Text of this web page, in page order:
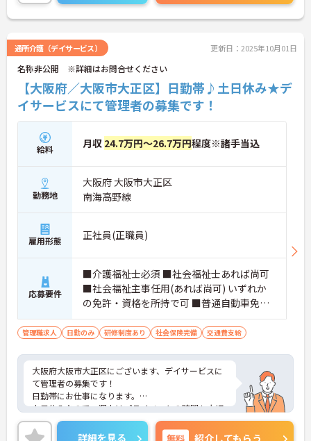
通所介護（デイサービス） 更新日：2025年10月01日
名称非公開 ※詳細はお問合せください
【大阪府／大阪市大正区】日勤帯♪土日休み★デ
イサービスにて管理者の募集です！
給料 月収 24.7万円～26.7万円程度※諸手当込
勤務地
大阪府 大阪市大正区
南海高野線
雇用形態 正社員(正職員)
応募要件
■介護福祉士必須 ■社会福祉士あれば尚可
■社会福祉主事任用(あれば尚可) いずれか
の免許・資格を所持で可 ■普通自動車免許
（AT限定）あれば尚可 ■あれば尚可 介護
経験
管理職求人 日勤のみ 研修制度あり 社会保険完備 交通費支給
大阪府大阪市大正区にございます、デイサービスに
て管理者の募集です！
日勤帯にお仕事になります。
土日休みなので、週末はプライベートの時間も大切
にできます。
ご興味のある方は、マイナビ介護職までお問い合わ
詳細を見る 無料